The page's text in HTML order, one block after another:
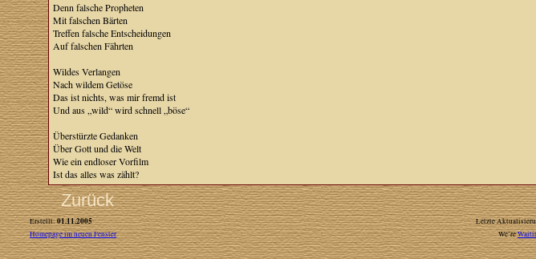
Denn falsche Propheten
Mit falschen Bärten
Treffen falsche Entscheidungen
Auf falschen Fährten
Wildes Verlangen
Nach wildem Getöse
Das ist nichts, was mir fremd ist
Und aus „wild“ wird schnell „böse“
Überstürzte Gedanken
Über Gott und die Welt
Wie ein endloser Vorfilm
Ist das alles was zählt?
Zurück
Erstellt:01.11.2005 Letzte
Homepage im neuen Fenster We’re